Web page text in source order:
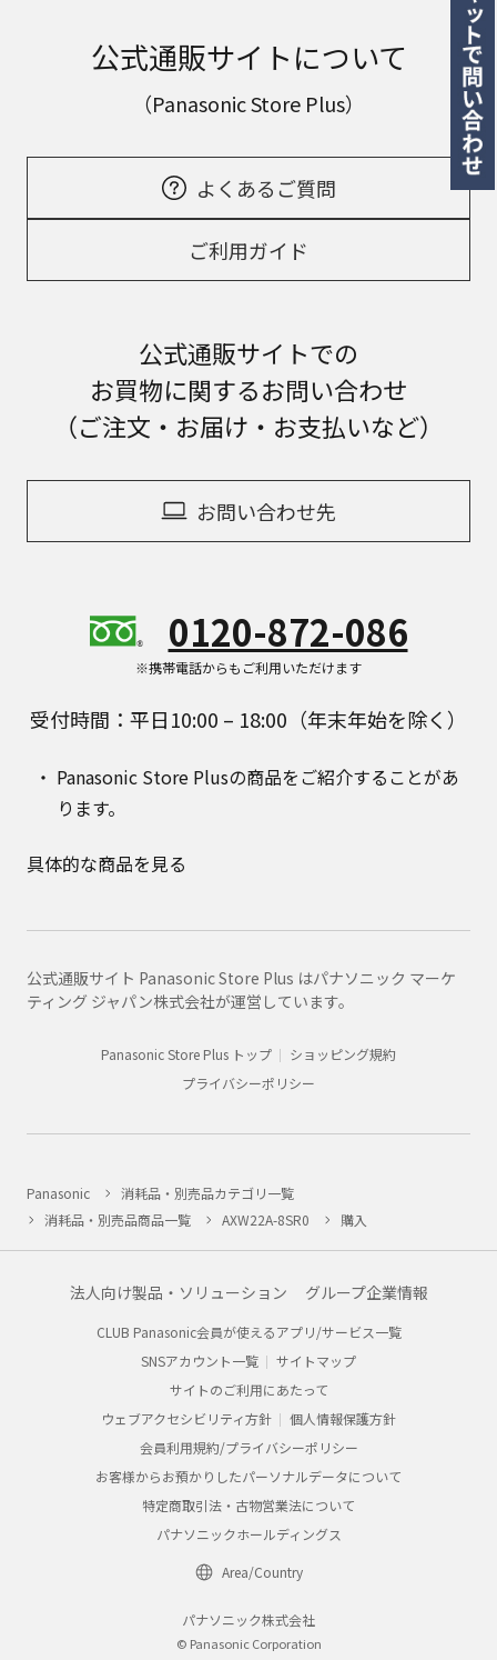
公式通販サイトについて
（Panasonic Store Plus）
よくあるご質問
ご利用ガイド
公式通販サイトでの
お買物に関するお問い合わせ
（ご注文・お届け・お支払いなど）
お問い合わせ先
0120-872-086
※携帯電話からもご利用いただけます
受付時間：平日10:00 – 18:00（年末年始を除く）
Panasonic Store Plusの商品をご紹介することがあ
ります。
具体的な商品を見る
公式通販サイト Panasonic Store Plus はパナソニック マーケ
ティング ジャパン株式会社が運営しています。
Panasonic Store Plus トップ
ショッピング規約
プライバシーポリシー
Panasonic
消耗品・別売品カテゴリ一覧
消耗品・別売品商品一覧
AXW22A-8SR0 購入
法人向け製品・ソリューション グループ企業情報
CLUB Panasonic会員が使えるアプリ/サービス一覧
SNSアカウント一覧
サイトマップ
サイトのご利用にあたって
ウェブアクセシビリティ方針
個人情報保護方針
会員利用規約/プライバシーポリシー
お客様からお預かりしたパーソナルデータについて
特定商取引法・古物営業法について
パナソニックホールディングス
Area/Country
パナソニック株式会社
© Panasonic Corporation